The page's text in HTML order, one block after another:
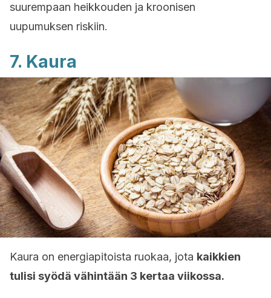
suurempaan heikkouden ja kroonisen
uupumuksen riskiin.
7. Kaura
Kaura on energiapitoista ruokaa, jota kaikkien
tulisi syödä vähintään 3 kertaa viikossa.